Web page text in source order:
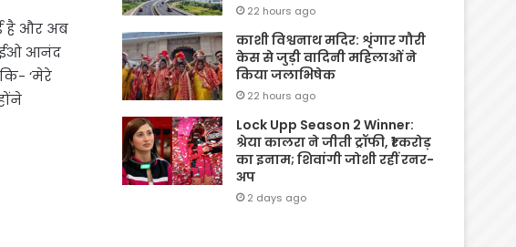
है और अब
आनंद
‘मेरे
22 hours ago
काशी विश्वनाथ मदिर: शृंगार गौरी
केस से जुड़ी वादिनी महिलाओं ने
किया जलाभिषेक
22 hours ago
Lock Upp Season 2 Winner:
श्रेया कालरा ने जीती ट्रॉफी, ₹1 करोड़
का इनाम; शिवांगी जोशी रहीं रनर-
अप
2 days ago